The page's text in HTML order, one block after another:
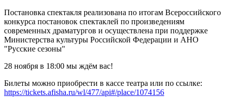
Постановка спектакля реализована по итогам Всероссийского
конкурса постановок спектаклей по произведениям
современных драматургов и осуществлена при поддержке
Министерства культуры Российской Федерации и АНО
"Русские сезоны"
28 ноября в 18:00 мы ждём вас!
Билеты можно приобрести в кассе театра или по ссылке:
https://tickets.afisha.ru/wl/477/api#/place/1074156